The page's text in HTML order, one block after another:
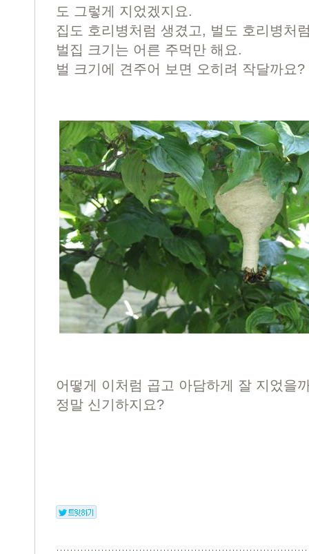
도 그렇게 지었겠지요.
집도 호리병처럼 생겼고, 벌도 호리병처
벌집 크기는 어른 주먹만 해요.
벌 크기에 견주어 보면 오히려 작달까요?
어떻게 이처럼 곱고 아담하게 잘 지었을
정말 신기하지요?